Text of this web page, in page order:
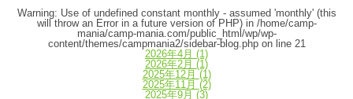
Warning: Use of undefined constant monthly - assumed 'monthly' (this
will throw an Error in a future version of PHP) in /home/camp-
mania/camp-mania.com/public_html/wp/wp-
content/themes/campmania2/sidebar-blog.phpon line 21
2026年4月 (1)
2026年2月 (1)
2025年12月 (1)
2025年11月 (2)
2025年9月 (3)